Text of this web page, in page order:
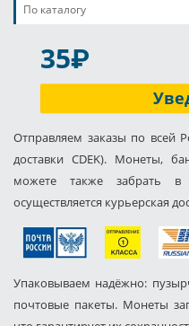
По каталогу
35P
Отправляем заказы по всей
доставки CDEK). Монеты,
можете также забрать
осуществляется курьерская
Упаковываем надёжно:
почтовые пакеты. Монеты